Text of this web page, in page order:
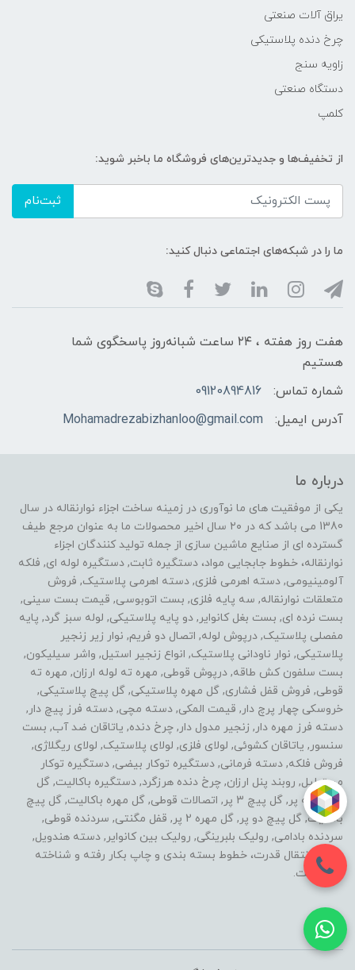
یراق آلات صنعتی
چرخ دنده پلاستیکی
زاویه سنج
دستگاه صنعتی
کلمپ
از تخفیف‌ها و جدیدترین‌های فروشگاه ما باخبر شوید:
ثبت‌نام
ما را در شبکه‌های اجتماعی دنبال کنید:
هفت روز هفته ، ۲۴ ساعت شبانه‌روز پاسخگوی شما
هستیم
شماره تماس:
09120894816
آدرس ایمیل:
Mohamadrezabizhanloo@gmail.com
درباره ما
یکی از موفقیت های ما نوآوری در زمینه ساخت اجزاء نوارنقاله در سال
1380 می باشد که در ۲۰ سال اخیر محصولات ما به عنوان مرجع طیف
گسترده ای از صنایع ماشین سازی از جمله تولید کنندگان اجزاء
نوارنقاله، خطوط جابجایی مواد، دستگیره ثابت, دستگیره لوله ای, فلکه
آلومینیومی, دسته اهرمی فلزی, دسته اهرمی پلاستیک, فروش
متعلقات نوارنقاله, سه پایه فلزی, بست اتوبوسی, قیمت بست سینی,
بست نرده ای, بست بغل کانوایر, دو پایه پلاستیکی, لوله سبز گرد, پایه
مفصلی پلاستیک, درپوش لوله, اتصال دو فریم, نوار زیر زنجیر
پلاستیکی, نوار ناودانی پلاستیک, انواع زنجیر استیل, واشر سیلیکون,
بست سلفون کش طاقه, درپوش قوطی, مهره ته لوله ارزان, مهره ته
قوطی, فروش قفل فشاری, گل مهره پلاستیکی, گل پیچ پلاستیکی,
خروسکی چهار پرچ دار, قیمت المکی, دسته مچی, دسته فرز پیچ دار,
دسته فرز مهره دار, زنجیر مدول دار, چرخ دنده, یاتاقان ضد آب, بست
سنسور, یاتاقان کشوئی, لولای فلزی, لولای پلاستیک, لولای ریگلاژی,
فروش فلکه, دسته فرمانی, دستگیره توکار بیضی, دستگیره توکار
مستطیل, روبند پنل ارزان, چرخ دنده هرزگرد, دستگیره باکالیت, گل
مهره سه پر, گل پیچ 3 پر, اتصالات قوطی, گل مهره باکالیت, گل پیچ
باکالیت, گل پیچ دو پر, گل مهره 2 پر, قفل مگنتی, سردنده قوطی,
سردنده بادامی, رولیک بلبرینگی, رولیک بین کانوایر, دسته هندویل,
خطوط انتقال قدرت، خطوط بسته بندی و چاپ بکار رفته و شناخته
شده است.